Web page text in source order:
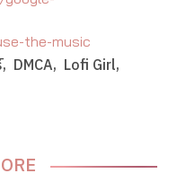
the-music
DMCA Lofi Girl